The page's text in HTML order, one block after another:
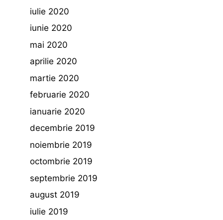
iulie 2020
iunie 2020
mai 2020
aprilie 2020
martie 2020
februarie 2020
ianuarie 2020
decembrie 2019
noiembrie 2019
octombrie 2019
septembrie 2019
august 2019
iulie 2019